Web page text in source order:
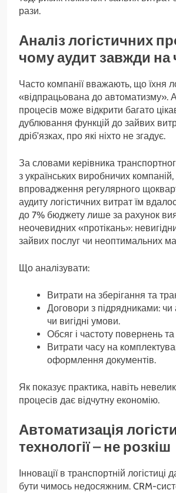
рази.
Аналіз логістичних
чому аудит завжди на
Часто компанії вважають, що їхня
«відпрацьована до автоматизму».
процесів може відкрити багато
дублювання функцій до зайвих
дріб’язках, про які ніхто не згадує.
За словами керівника
з українських виробничих компаній,
впровадження регулярного
аудиту логістичних витрат їм
до 7% бюджету лише за рахунок
неочевидних «протікань»:
зайвих послуг чи неоптимальних
Що аналізувати:
Витрати на зберігання та
Договори з підрядниками: чи
чи вигідні умови.
Обсяг і частоту повернень
Витрати часу на
оформлення документів.
Як показує практика, навіть
процесів дає відчутну економію.
Автоматизація
технології – не розкіш
Інновації в транспортній логістиці
бути чимось недосяжним. CRM-